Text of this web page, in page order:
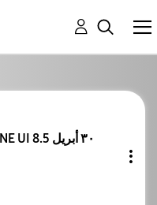
Re: Re: اغلب التقارير واجهة ONE UI 8.5 ٣٠ أبريل